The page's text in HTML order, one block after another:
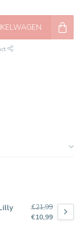
€21,99
€10,99